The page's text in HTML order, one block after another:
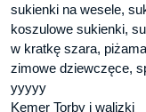
sukienki na wesele,
koszulowe sukienki,
w kratkę szara,
zimowe dziewczęce,
yyyyy
Kemer Torby i walizki